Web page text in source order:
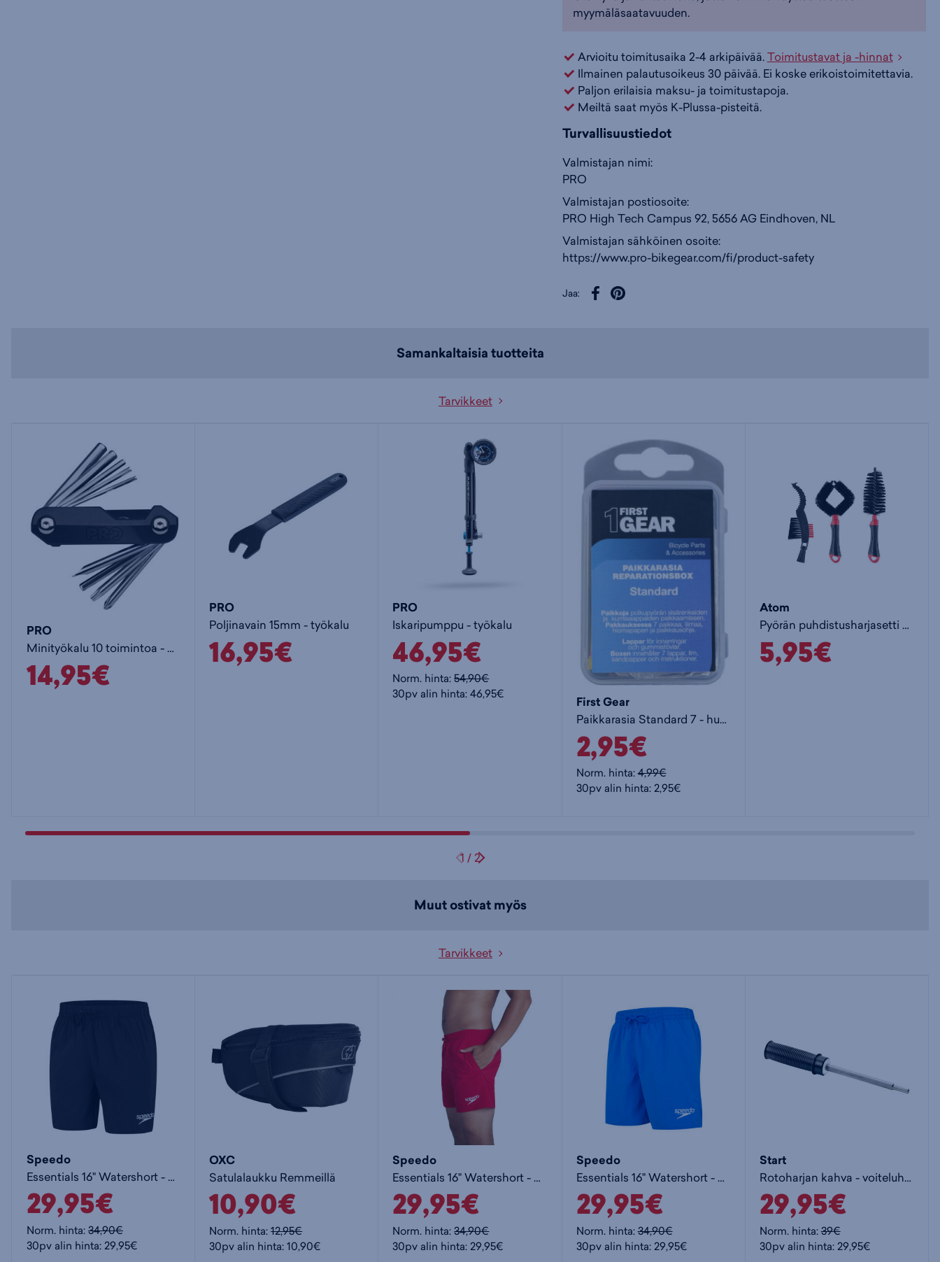
ia ä
myymäläsaatavuuden.
Arvioitu toimitusaika 2-4 arkipäivää.Toimitustavat ja -hinnat
Ilmainen palautusoikeus 30 päivää. Ei koske erikoistoimitettavia.
Paljon erilaisia maksu- ja toimitustapoja.
Meiltä saat myös K-Plussa-pisteitä.
Turvallisuustiedot
Valmistajan nimi:
PRO
Valmistajan postiosoite:
PRO High Tech Campus 92, 5656 AG Eindhoven, NL
Valmistajan sähköinen osoite:
https://www.pro-bikegear.com/fi/product-safety
Jaa:
Samankaltaisia tuotteita
Tarvikkeet
PRO
Minityökalu 10 toimintoa - monitoimityökalu
14,95€
PRO
Poljinavain 15mm - työkalu
16,95€
PRO
Iskaripumppu - työkalu
46,95€
Norm. hinta:54,90€
30pv alin hinta: 46,95€
First Gear
Paikkarasia Standard 7 - huoltotarvike
2,95€
Norm. hinta:4,99€
30pv alin hinta: 2,95€
Atom
Pyörän puhdistusharjasetti 3-osainen - huoltotarvike
5,95€
1 / 2
Muut ostivat myös
Tarvikkeet
Speedo
Essentials 16" Watershort - miesten uimashortsit
29,95€
Norm. hinta:34,90€
30pv alin hinta: 29,95€
OXC
Satulalaukku Remmeillä
10,90€
Norm. hinta:12,95€
30pv alin hinta: 10,90€
Speedo
Essentials 16" Watershort - miesten uimashortsit
29,95€
Norm. hinta:34,90€
30pv alin hinta: 29,95€
Speedo
Essentials 16" Watershort - miesten uimashortsit
29,95€
Norm. hinta:34,90€
30pv alin hinta: 29,95€
Start
Rotoharjan kahva - voiteluharja
29,95€
Norm. hinta:39€
30pv alin hinta: 29,95€